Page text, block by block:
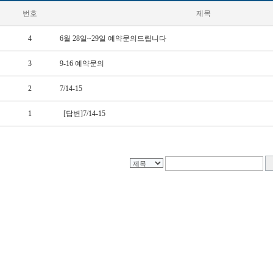
번호 제목
4 6월 28일~29일 예약문의드립니다
3 9-16 예약문의
2 7/14-15
1 [답변]7/14-15